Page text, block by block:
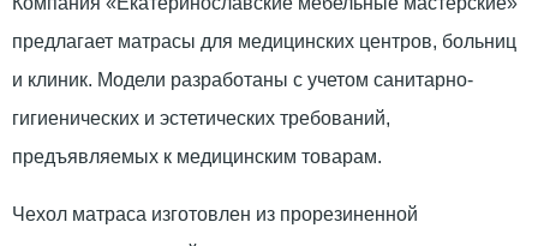
предлагает матрасы для медицинских центров, больниц
и клиник. Модели разработаны с учетом санитарно-
гигиенических и эстетических требований,
предъявляемых к медицинским товарам.
Чехол матраса изготовлен из прорезиненной